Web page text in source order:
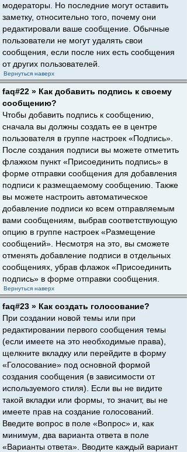
модераторы. Но последние могут оставить
заметку, относительно того, почему они
редактировали ваше сообщение. Обычные
пользователи не могут удалять свои
сообщения, если после них есть сообщения
от других пользователей.
Вернуться наверх
faq#22 » Как добавить подпись к своему
сообщению?
Чтобы добавить подпись к сообщению,
сначала вы должны создать ее в центре
пользователя в группе настроек «Подпись».
После создания подписи вы можете отметить
флажком пункт «Присоединить подпись» в
форме отправки сообщения для добавления
подписи к размещаемому сообщению. Также
вы можете настроить автоматическое
добавление подписи ко всем отправляемым
вами сообщениям, выбрав соответствующую
опцию в группе настроек «Размещение
сообщений». Несмотря на это, вы сможете
отменять добавление подписи в отдельных
сообщениях, убрав флажок «Присоединить
подпись» в форме отправки сообщения.
Вернуться наверх
faq#23 » Как создать голосование?
При создании новой темы или при
редактировании первого сообщения темы
(если имеете на это необходимые права),
щелкните вкладку или перейдите в форму
«Голосование» под основной формой
создания сообщения (в зависимости от
используемого стиля). Если вы не видите
такой вкладки или формы, то значит, вы не
имеете прав на создание голосований.
Введите вопрос в поле «Вопрос» и, как
минимум, два варианта ответа в поле
«Варианты ответа». Вводите каждый вариант